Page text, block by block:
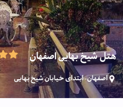
هتل شیخ بهایی اصفهان
اصفهان- ابتدای خیابان شیخ بهایی